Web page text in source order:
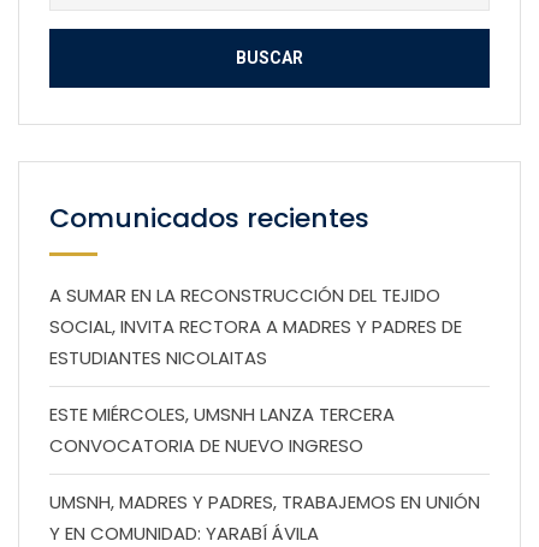
Comunicados recientes
A SUMAR EN LA RECONSTRUCCIÓN DEL TEJIDO
SOCIAL, INVITA RECTORA A MADRES Y PADRES DE
ESTUDIANTES NICOLAITAS
ESTE MIÉRCOLES, UMSNH LANZA TERCERA
CONVOCATORIA DE NUEVO INGRESO
UMSNH, MADRES Y PADRES, TRABAJEMOS EN UNIÓN
Y EN COMUNIDAD: YARABÍ ÁVILA